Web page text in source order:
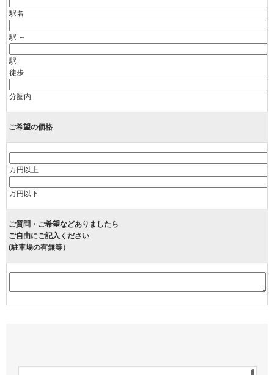
駅名
駅 ～
駅
徒歩
分圏内
ご希望の価格
万円以上
万円以下
ご質問・ご希望などありましたら
ご自由にご記入ください
(駐車場の有無等）